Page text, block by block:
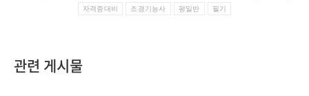
자격증대비 조경기능사 평일반 필기
관련 게시물